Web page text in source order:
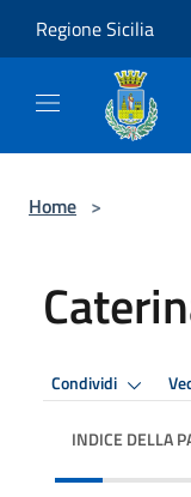
Regione Sicilia
Home >
Condividi
INDICE DELLA